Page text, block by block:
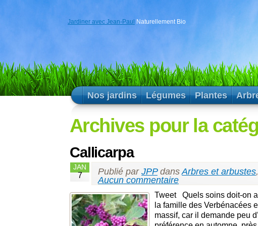
Jardiner avec Jean-Paul Naturellement Bio
Nos jardins Légumes Plantes
Archives pour la
Callicarpa
JAN
7 Publié par JPPdansArbres et arbustes
Aucun commentaire
Tweet Quels soins doit-on
la famille des Verbénacées
massif, car il demande peu